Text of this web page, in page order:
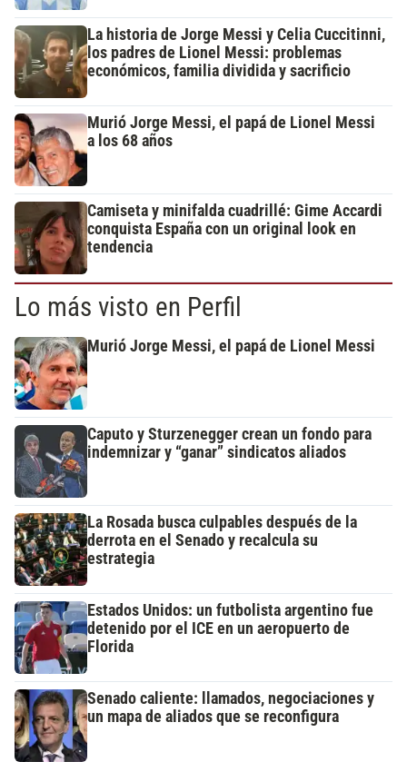
La historia de Jorge Messi y Celia Cuccitinni,
los padres de Lionel Messi: problemas
económicos, familia dividida y sacrificio
Murió Jorge Messi, el papá de Lionel Messi
a los 68 años
Camiseta y minifalda cuadrillé: Gime Accardi
conquista España con un original look en
tendencia
Lo más visto en Perfil
Murió Jorge Messi, el papá de Lionel Messi
Caputo y Sturzenegger crean un fondo para
indemnizar y “ganar” sindicatos aliados
La Rosada busca culpables después de la
derrota en el Senado y recalcula su
estrategia
Estados Unidos: un futbolista argentino fue
detenido por el ICE en un aeropuerto de
Florida
Senado caliente: llamados, negociaciones y
un mapa de aliados que se reconfigura